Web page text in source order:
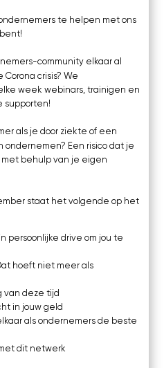
te helpen met ons
community elkaar al
crisis? We
week webinars, trainigen en
supporten!
als je door ziekte of een
Een risico dat je
behulp van je eigen
staat het volgende op het
persoonlijke drive om jou te
hoeft niet meer als
van deze tijd
in jouw geld
als ondernemers de beste
dit netwerk